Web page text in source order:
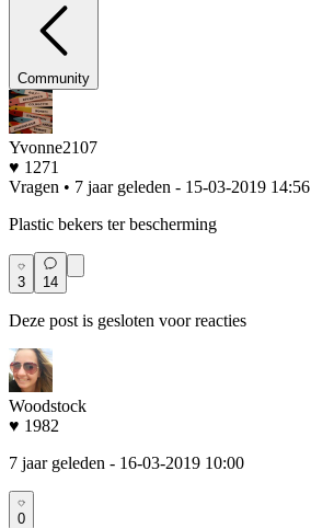
Community
Yvonne2107
♥ 1271
Vragen • 7 jaar geleden - 15-03-2019 14:56
Plastic bekers ter bescherming
3 14
Deze post is gesloten voor reacties
Woodstock
♥ 1982
7 jaar geleden - 16-03-2019 10:00
0